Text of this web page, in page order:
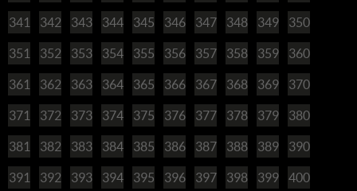
341 342 343 344 345 346 347 348 349 350
351 352 353 354 355 356 357 358 359 360
361 362 363 364 365 366 367 368 369 370
371 372 373 374 375 376 377 378 379 380
381 382 383 384 385 386 387 388 389 390
391 392 393 394 395 396 397 398 399 400